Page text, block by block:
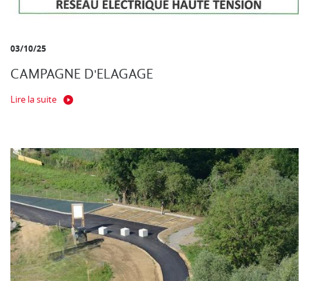
03/10/25
CAMPAGNE D'ELAGAGE
Lire la suite